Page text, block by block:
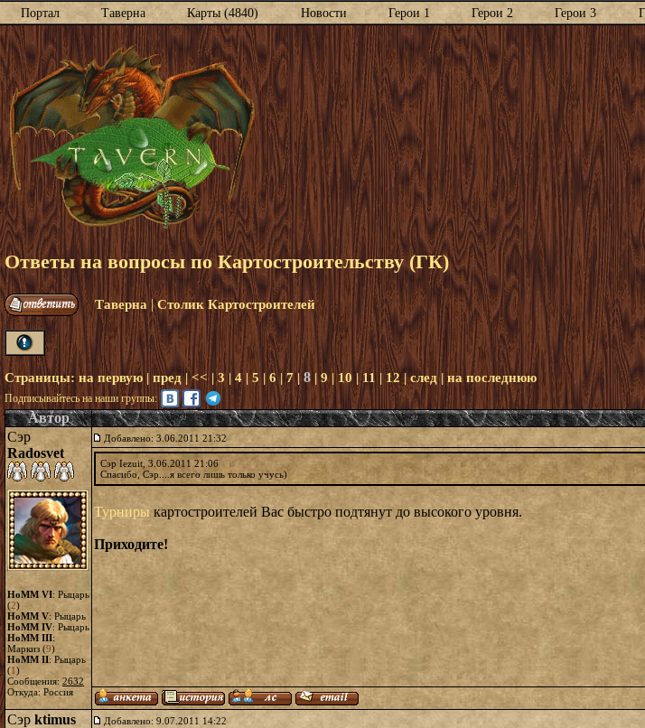
Портал Таверна Карты (4840) Новости Герои 1 Герои 2 Герои 3
Ответы на вопросы по Картостроительству (ГК)
Таверна|Столик Картостроителей
Страницы: на первую | пред|<<|3|4| 5 | 6|7| 8 | 9|10 |11 |12 |след| на последнюю
Подписывайтесь на наши группы:
Автор
Сэр
Radosvet
HoMM VI: Рыцарь
(2)
HoMM V: Рыцарь
HoMM IV: Рыцарь
HoMM III:
Маркиз (9)
HoMM II: Рыцарь
(1)
Сообщения: 2632
Откуда: Россия
Добавлено: 3.06.2011 21:32
Сэр Iezuit, 3.06.2011 21:06
Спасибо, Сэр....я всего лишь только учусь)
Турниры картостроителей Вас быстро подтянут до высокого уровня.
Приходите!
Сэр ktimus Добавлено: 9.07.2011 14:22